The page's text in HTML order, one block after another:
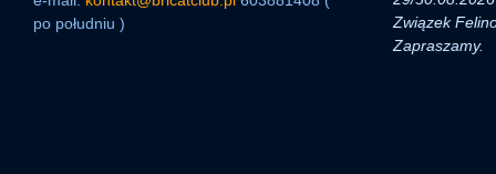
po południu )
Związek
Zapraszamy.